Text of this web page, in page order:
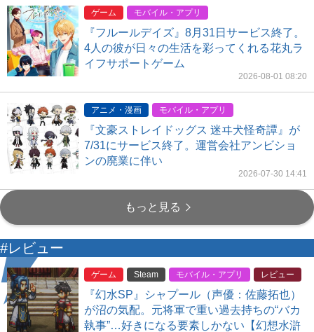
ゲーム モバイル・アプリ
『フルールデイズ』8月31日サービス終了。
4人の彼が日々の生活を彩ってくれる花丸ラ
イフサポートゲーム
2026-08-01 08:20
アニメ・漫画 モバイル・アプリ
『文豪ストレイドッグス 迷ヰ犬怪奇譚』が
7/31にサービス終了。運営会社アンビショ
ンの廃業に伴い
2026-07-30 14:41
もっと見る
#レビュー
ゲーム Steam モバイル・アプリ レビュー
『幻水SP』シャプール（声優：佐藤拓也）
が沼の気配。元将軍で重い過去持ちの“バカ
執事”…好きになる要素しかない【幻想水滸